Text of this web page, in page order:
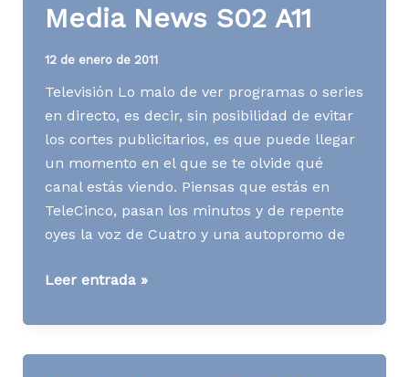
Media News S02 A11
12 de enero de 2011
Televisión Lo malo de ver programas o series
en directo, es decir, sin posibilidad de evitar
los cortes publicitarios, es que puede llegar
un momento en el que se te olvide qué
canal estás viendo. Piensas que estás en
TeleCinco, pasan los minutos y de repente
oyes la voz de Cuatro y una autopromo de
Media
S02
Leer entrada »